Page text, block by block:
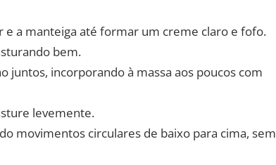
e a manteiga até formar um creme claro e fofo.
bem.
juntos, incorporando à massa aos poucos com
levemente.
movimentos circulares de baixo para cima, sem